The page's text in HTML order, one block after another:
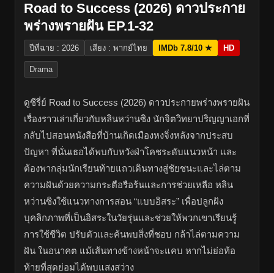
Road to Success (2026) ดาวประกาย
พร่างพรายฝัน EP.1-32
ปีที่ฉาย : 2026 เสียง : พากย์ไทย IMDb 7.8/10 ★ HD
Drama
ดูซีรี่ย์ Road to Success (2026) ดาวประกายพร่างพรายฝัน
เรื่องราวเล่าเกี่ยวกับหลินหว่านซิง นักจิตวิทยาปริญญาเอกที่
กลับไปสอนหนังสือที่บ้านเกิดเมืองหงจิ่งหลังจากประสบ
ปัญหา ที่นั่นเธอได้พบกับหวังฝ่าโคชระดับแนวหน้า และ
ต้องพากลุ่มนักเรียนท้ายแถวเดินทางสู่ชัยชนะและไล่ตาม
ความฝันด้วยความกระตือรือร้นและการช่วยเหลือ หลิน
หว่านซิงใช้แนวทางการสอน “แบบอิสระ” เพื่อปลูกฝัง
บุคลิกภาพที่เป็นอิสระในวัยรุ่นและช่วยให้พวกเขาเรียนรู้
การใช้ชีวิต ปรับตัวและค้นพบสิ่งที่ชอบ กล้าไล่ตามความ
ฝัน ในอนาคต แม้เส้นทางข้างหน้าจะแคบ หากไม่ย่อท้อ
ท้ายที่สุดย่อมได้พบแสงสว่าง